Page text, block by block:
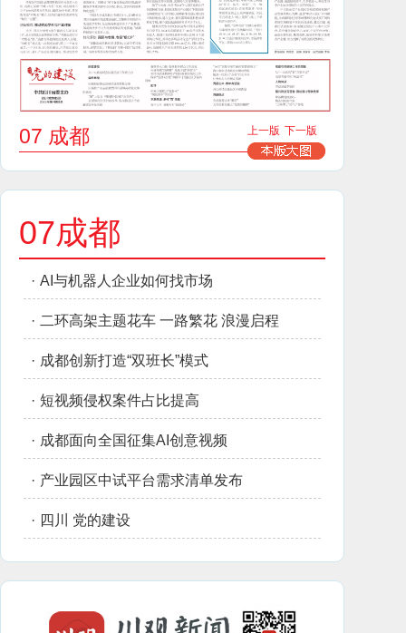
07 成都 上一版 下一版
07成都
· AI与机器人企业如何找市场
· 二环高架主题花车 一路繁花 浪漫启程
· 成都创新打造“双班长”模式
· 短视频侵权案件占比提高
· 成都面向全国征集AI创意视频
· 产业园区中试平台需求清单发布
· 四川 党的建设